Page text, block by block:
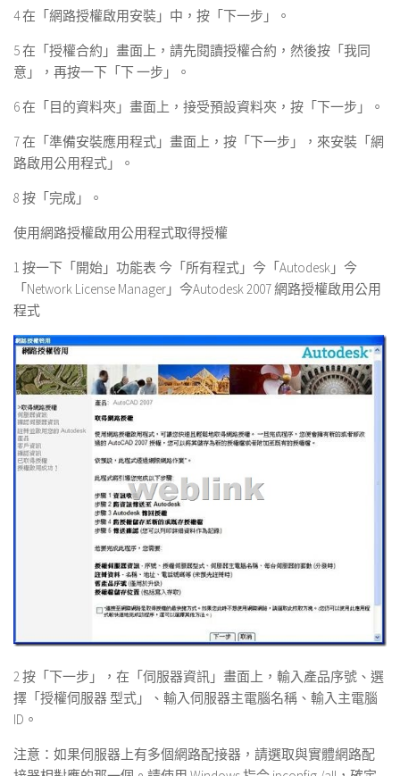
4 在「網路授權啟用安裝」中，按「下一步」。
5 在「授權合約」畫面上，請先閱讀授權合約，然後按「我同
意」，再按一下「下 一步」。
6 在「目的資料夾」畫面上，接受預設資料夾，按「下一步」。
7 在「準備安裝應用程式」畫面上，按「下一步」，來安裝「網
路啟用公用程式」。
8 按「完成」。
使用網路授權啟用公用程式取得授權
1 按一下「開始」功能表 今「所有程式」今「Autodesk」今
「Network License Manager」今Autodesk 2007 網路授權啟用公用
程式
2 按「下一步」，在「伺服器資訊」畫面上，輸入產品序號、選
擇「授權伺服器 型式」、輸入伺服器主電腦名稱、輸入主電腦
ID。
注意：如果伺服器上有多個網路配接器，請選取與實體網路配